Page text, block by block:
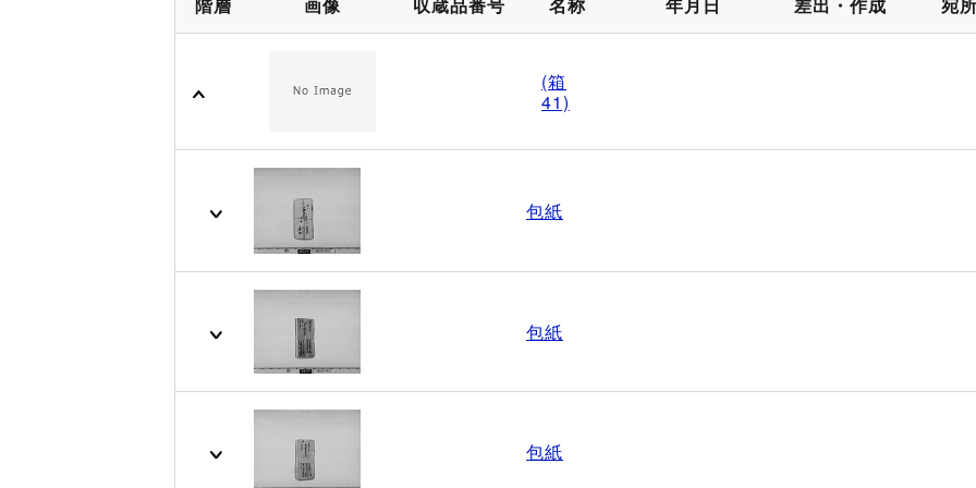
(箱
41)
包紙
包紙
包紙